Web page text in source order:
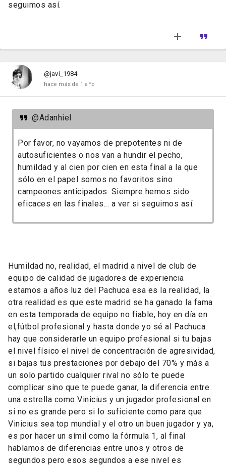
seguimos así.
@javi_1984
hace más de 1 año
@Adanhiel
Por favor, no vayamos de prepotentes ni de
autosuficientes o nos van a hundir el pecho,
humildad y al cien por cien en esta final a la que
sólo en el papel somos no favoritos sino
campeones anticipados. Siempre hemos sido
eficaces en las finales... a ver si seguimos así.
Humildad no, realidad, el madrid a nivel de club de
equipo de calidad de jugadores de experiencia
estamos a años luz del Pachuca esa es la realidad, la
otra realidad es que este madrid se ha ganado la fama
en esta temporada de equipo no fiable, hoy en día en
el,fútbol profesional y hasta donde yo sé al Pachuca
hay que considerarle un equipo profesional si tu bajas
el nivel físico el nivel de concentración de agresividad,
si bajas tus prestaciones por debajo del 70% y más a
un solo partido cualquier rival no sólo te puede
complicar sino que te puede ganar, la diferencia entre
una estrella como Vinicius y un jugador profesional en
si no es grande pero si lo suficiente como para que
Vinicius sea top mundial y el otro un buen jugador y ya,
es por hacer un símil como la fórmula 1, al final
hablamos de diferencias entre unos y otros de
segundos pero esos segundos a ese nivel es